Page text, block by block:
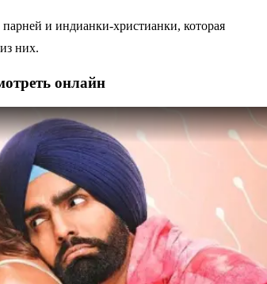
и индианки-христианки, которая
них.
онлайн